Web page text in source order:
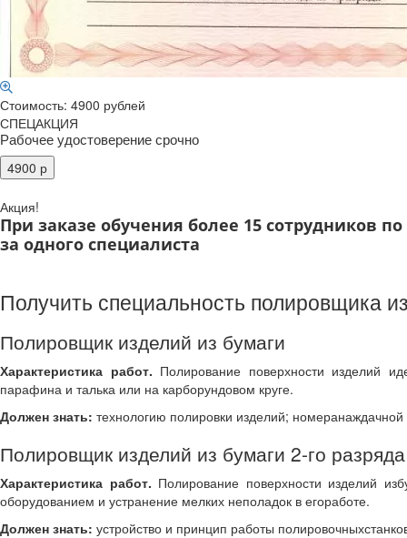
Стоимость: 4900 рублей
СПЕЦАКЦИЯ
Рабочее удостоверение срочно
Акция!
При заказе обучения более 15 сотрудников
за одного специалиста
Получить специальность полировщика
Полировщик изделий из бумаги
Характеристика работ. Полирование поверхности изделий
парафина и талька или на карборундовом круге.
Должен знать: технологию полировки изделий;
Полировщик изделий из бумаги 2-го разряда
Характеристика работ. Полирование поверхности изделий
оборудованием и устранение мелких неполадок в егоработе.
Должен знать: устройство и принцип работы